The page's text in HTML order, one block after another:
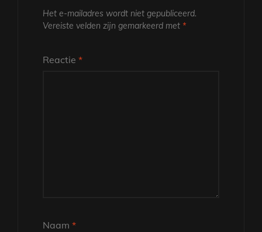
Het e-mailadres wordt niet gepubliceerd.
Vereiste velden zijn gemarkeerd met *
Reactie *
Naam *